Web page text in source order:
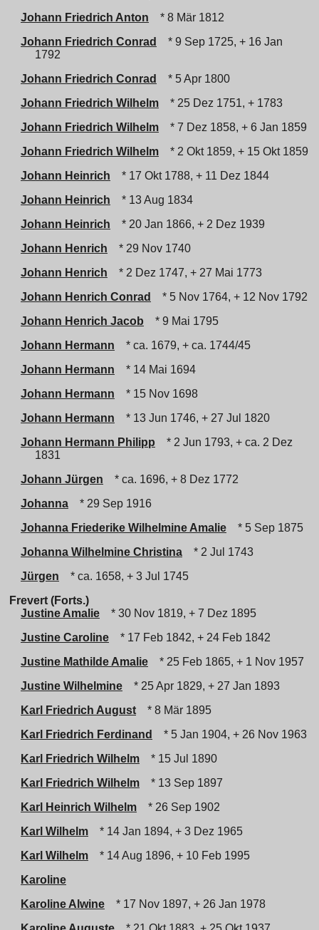
Johann Friedrich Anton
* 8 Mär 1812
Johann Friedrich Conrad
* 9 Sep 1725, + 16 Jan
1792
Johann Friedrich Conrad
* 5 Apr 1800
Johann Friedrich Wilhelm
* 25 Dez 1751, + 1783
Johann Friedrich Wilhelm
* 7 Dez 1858, + 6 Jan 1859
Johann Friedrich Wilhelm
* 2 Okt 1859, + 15 Okt 1859
Johann Heinrich
* 17 Okt 1788, + 11 Dez 1844
Johann Heinrich
* 13 Aug 1834
Johann Heinrich
* 20 Jan 1866, + 2 Dez 1939
Johann Henrich
* 29 Nov 1740
Johann Henrich
* 2 Dez 1747, + 27 Mai 1773
Johann Henrich Conrad
* 5 Nov 1764, + 12 Nov 1792
Johann Henrich Jacob
* 9 Mai 1795
Johann Hermann
* ca. 1679, + ca. 1744/45
Johann Hermann
* 14 Mai 1694
Johann Hermann
* 15 Nov 1698
Johann Hermann
* 13 Jun 1746, + 27 Jul 1820
Johann Hermann Philipp
* 2 Jun 1793, + ca. 2 Dez
1831
Johann Jürgen
* ca. 1696, + 8 Dez 1772
Johanna
* 29 Sep 1916
Johanna Friederike Wilhelmine Amalie
* 5 Sep 1875
Johanna Wilhelmine Christina
* 2 Jul 1743
Jürgen
* ca. 1658, + 3 Jul 1745
Frevert (Forts.)
Justine Amalie
* 30 Nov 1819, + 7 Dez 1895
Justine Caroline
* 17 Feb 1842, + 24 Feb 1842
Justine Mathilde Amalie
* 25 Feb 1865, + 1 Nov 1957
Justine Wilhelmine
* 25 Apr 1829, + 27 Jan 1893
Karl Friedrich August
* 8 Mär 1895
Karl Friedrich Ferdinand
* 5 Jan 1904, + 26 Nov 1963
Karl Friedrich Wilhelm
* 15 Jul 1890
Karl Friedrich Wilhelm
* 13 Sep 1897
Karl Heinrich Wilhelm
* 26 Sep 1902
Karl Wilhelm
* 14 Jan 1894, + 3 Dez 1965
Karl Wilhelm
* 14 Aug 1896, + 10 Feb 1995
Karoline
Karoline Alwine
* 17 Nov 1897, + 26 Jan 1978